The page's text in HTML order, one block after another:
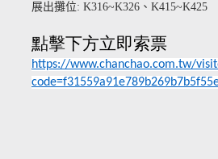
展出攤位: K316~K326、 K415~K425
點擊下方立即索票
https://www.chanchao.com.tw/